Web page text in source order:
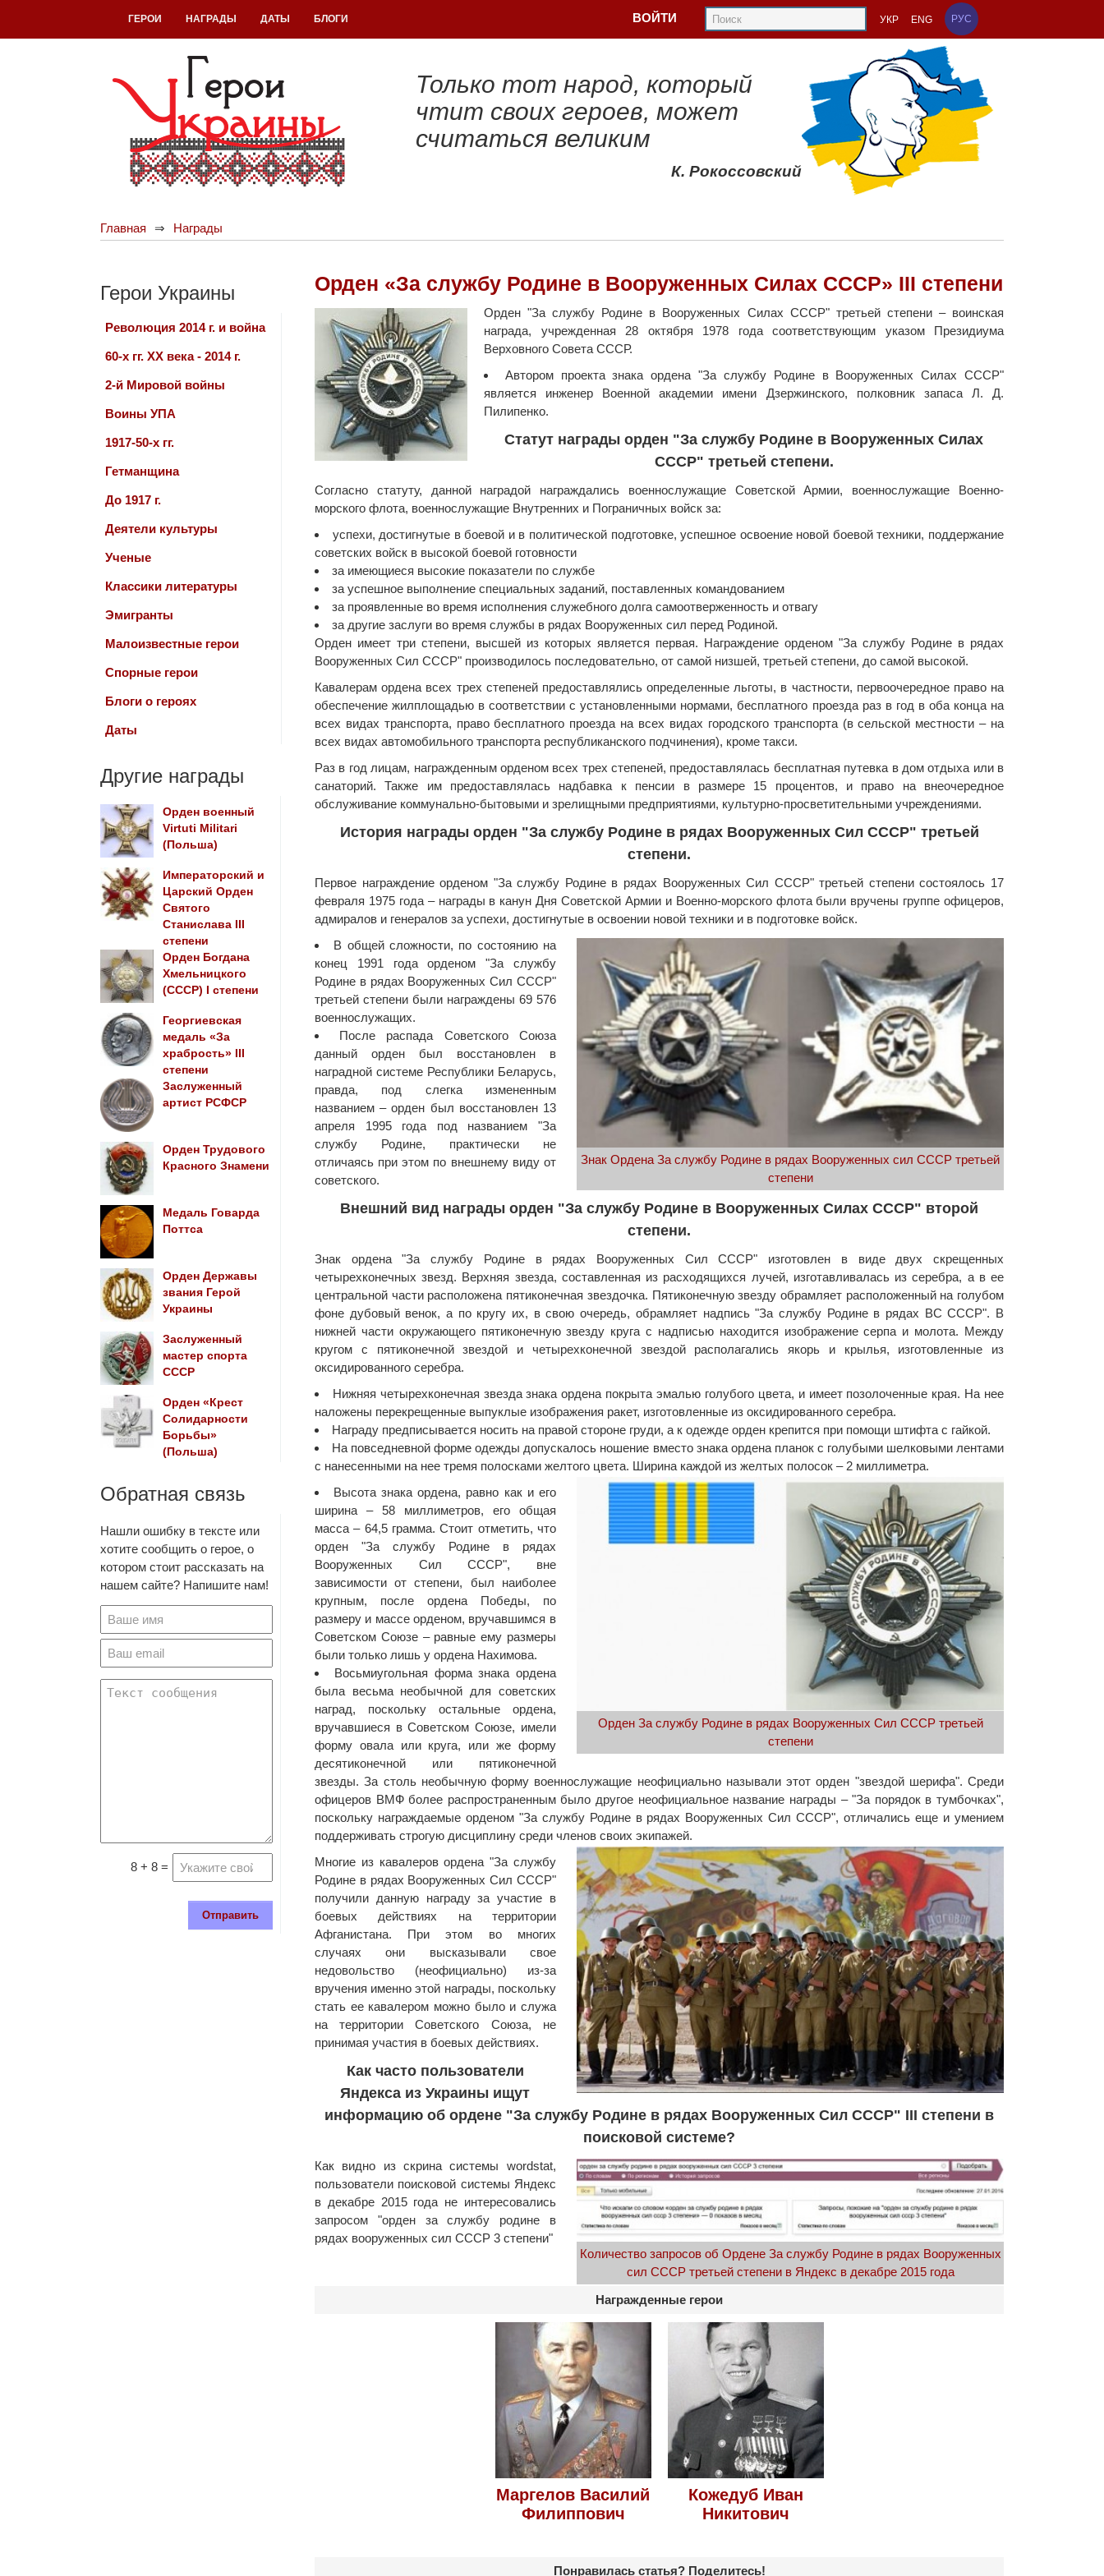
ГЕРОИ НАГРАДЫ ДАТЫ БЛОГИ ВОЙТИ УКР ENG РУС
Только тот народ, который
чтит своих героев, может
считаться великим
К. Рокоссовский
Главная Награды
Орден «За службу Родине в Вооруженных Силах СССР» III степени
Орден "За службу Родине в Вооруженных Силах СССР" третьей степени – воинская
награда, учрежденная 28 октября 1978 года соответствующим указом Президиума
Верховного Совета СССР.
Автором проекта знака ордена "За службу Родине в Вооруженных Силах СССР"
является инженер Военной академии имени Дзержинского, полковник запаса Л. Д.
Пилипенко.
Статут награды орден "За службу Родине в Вооруженных Силах
СССР" третьей степени.
Согласно статуту, данной наградой награждались военнослужащие Советской Армии, военнослужащие Военно-
морского флота, военнослужащие Внутренних и Пограничных войск за:
успехи, достигнутые в боевой и в политической подготовке, успешное освоение новой боевой техники, поддержание
советских войск в высокой боевой готовности
за имеющиеся высокие показатели по службе
за успешное выполнение специальных заданий, поставленных командованием
за проявленные во время исполнения служебного долга самоотверженность и отвагу
за другие заслуги во время службы в рядах Вооруженных сил перед Родиной.
Орден имеет три степени, высшей из которых является первая. Награждение орденом "За службу Родине в рядах
Вооруженных Сил СССР" производилось последовательно, от самой низшей, третьей степени, до самой высокой.
Кавалерам ордена всех трех степеней предоставлялись определенные льготы, в частности, первоочередное право на
обеспечение жилплощадью в соответствии с установленными нормами, бесплатного проезда раз в год в оба конца на
всех видах транспорта, право бесплатного проезда на всех видах городского транспорта (в сельской местности – на
всех видах автомобильного транспорта республиканского подчинения), кроме такси.
Раз в год лицам, награжденным орденом всех трех степеней, предоставлялась бесплатная путевка в дом отдыха или в
санаторий. Также им предоставлялась надбавка к пенсии в размере 15 процентов, и право на внеочередное
обслуживание коммунально-бытовыми и зрелищными предприятиями, культурно-просветительными учреждениями.
История награды орден "За службу Родине в рядах Вооруженных Сил СССР" третьей
степени.
Первое награждение орденом "За службу Родине в рядах Вооруженных Сил СССР" третьей степени состоялось 17
февраля 1975 года – награды в канун Дня Советской Армии и Военно-морского флота были вручены группе офицеров,
адмиралов и генералов за успехи, достигнутые в освоении новой техники и в подготовке войск.
Знак Ордена За службу Родине в рядах Вооруженных сил СССР третьей
степени
В общей сложности, по состоянию на
конец 1991 года орденом "За службу
Родине в рядах Вооруженных Сил СССР"
третьей степени были награждены 69 576
военнослужащих.
После распада Советского Союза
данный орден был восстановлен в
наградной системе Республики Беларусь,
правда, под слегка измененным
названием – орден был восстановлен 13
апреля 1995 года под названием "За
службу Родине, практически не
отличаясь при этом по внешнему виду от
советского.
Внешний вид награды орден "За службу Родине в Вооруженных Силах СССР" второй
степени.
Знак ордена "За службу Родине в рядах Вооруженных Сил СССР" изготовлен в виде двух скрещенных
четырехконечных звезд. Верхняя звезда, составленная из расходящихся лучей, изготавливалась из серебра, а в ее
центральной части расположена пятиконечная звездочка. Пятиконечную звезду обрамляет расположенный на голубом
фоне дубовый венок, а по кругу их, в свою очередь, обрамляет надпись "За службу Родине в рядах ВС СССР". В
нижней части окружающего пятиконечную звезду круга с надписью находится изображение серпа и молота. Между
кругом с пятиконечной звездой и четырехконечной звездой располагались якорь и крылья, изготовленные из
оксидированного серебра.
Нижняя четырехконечная звезда знака ордена покрыта эмалью голубого цвета, и имеет позолоченные края. На нее
наложены перекрещенные выпуклые изображения ракет, изготовленные из оксидированного серебра.
Награду предписывается носить на правой стороне груди, а к одежде орден крепится при помощи штифта с гайкой.
На повседневной форме одежды допускалось ношение вместо знака ордена планок с голубыми шелковыми лентами
с нанесенными на нее тремя полосками желтого цвета. Ширина каждой из желтых полосок – 2 миллиметра.
Орден За службу Родине в рядах Вооруженных Сил СССР третьей
степени
Высота знака ордена, равно как и его
ширина – 58 миллиметров, его общая
масса – 64,5 грамма. Стоит отметить, что
орден "За службу Родине в рядах
Вооруженных Сил СССР", вне
зависимости от степени, был наиболее
крупным, после ордена Победы, по
размеру и массе орденом, вручавшимся в
Советском Союзе – равные ему размеры
были только лишь у ордена Нахимова.
Восьмиугольная форма знака ордена
была весьма необычной для советских
наград, поскольку остальные ордена,
вручавшиеся в Советском Союзе, имели
форму овала или круга, или же форму
десятиконечной или пятиконечной
звезды. За столь необычную форму военнослужащие неофициально называли этот орден "звездой шерифа". Среди
офицеров ВМФ более распространенным было другое неофициальное название награды – "За порядок в тумбочках",
поскольку награждаемые орденом "За службу Родине в рядах Вооруженных Сил СССР", отличались еще и умением
поддерживать строгую дисциплину среди членов своих экипажей.
Многие из кавалеров ордена "За службу
Родине в рядах Вооруженных Сил СССР"
получили данную награду за участие в
боевых действиях на территории
Афганистана. При этом во многих
случаях они высказывали свое
недовольство (неофициально) из-за
вручения именно этой награды, поскольку
стать ее кавалером можно было и служа
на территории Советского Союза, не
принимая участия в боевых действиях.
Как часто пользователи
Яндекса из Украины ищут
информацию об ордене "За службу Родине в рядах Вооруженных Сил СССР" III степени в
поисковой системе?
Количество запросов об Ордене За службу Родине в рядах Вооруженных
сил СССР третьей степени в Яндекс в декабре 2015 года
Как видно из скрина системы wordstat,
пользователи поисковой системы Яндекс
в декабре 2015 года не интересовались
запросом "орден за службу родине в
рядах вооруженных сил СССР 3 степени"
Награжденные герои
Маргелов Василий
Филиппович
Кожедуб Иван
Никитович
Понравилась статья? Поделитесь!
Герои Украины
Революция 2014 г. и война
60-х гг. ХХ века - 2014 г.
2-й Мировой войны
Воины УПА
1917-50-х гг.
Гетманщина
До 1917 г.
Деятели культуры
Ученые
Классики литературы
Эмигранты
Малоизвестные герои
Спорные герои
Блоги о героях
Даты
Другие награды
Орден военный
Virtuti Militari
(Польша)
Императорский и
Царский Орден
Святого
Станислава III
степени
Орден Богдана
Хмельницкого
(СССР) I степени
Георгиевская
медаль «За
храбрость» III
степени
Заслуженный
артист РСФСР
Орден Трудового
Красного Знамени
Медаль Говарда
Поттса
Орден Державы
звания Герой
Украины
Заслуженный
мастер спорта
СССР
Орден «Крест
Солидарности
Борьбы»
(Польша)
Обратная связь
Нашли ошибку в тексте или
хотите сообщить о герое, о
котором стоит рассказать на
нашем сайте? Напишите нам!
8 + 8 =
Отправить